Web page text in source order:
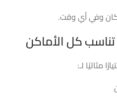
وفي أي وقت.
كل الأماكن
مثاليًا لـ: